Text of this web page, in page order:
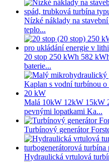
Nízké náklady na
teplo...
20 stop 250 kWh 582
baterie...
Malá 10kW 12kW 15kW
pevnými lopatkami Ka...
Turbínový generátor
Hydraulická vrtulová